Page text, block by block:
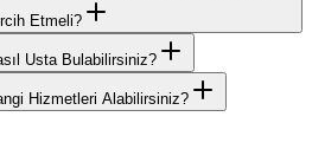
Etmeli?
Usta Bulabilirsiniz?
Hizmetleri Alabilirsiniz?